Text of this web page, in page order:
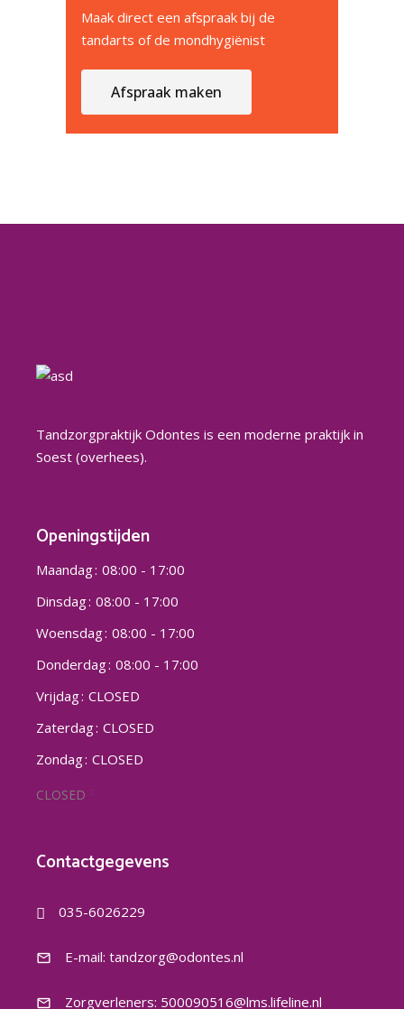
Maak direct een afspraak bij de
tandarts of de mondhygiënist
Afspraak maken
Tandzorgpraktijk Odontes is een moderne praktijk in
Soest (overhees).
Openingstijden
Maandag 08:00 - 17:00
Dinsdag 08:00 - 17:00
Woensdag 08:00 - 17:00
Donderdag 08:00 - 17:00
Vrijdag CLOSED
Zaterdag CLOSED
Zondag CLOSED
CLOSED
Contactgegevens
035-6026229
mail_outline E-mail: tandzorg@odontes.nl
mail_outline Zorgverleners: 500090516@lms.lifeline.nl